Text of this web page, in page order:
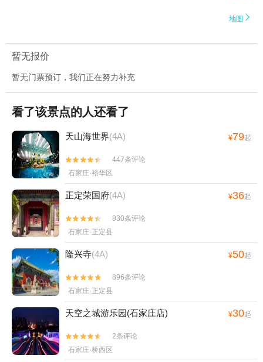
地图 
暂无报价
暂无门票预订，我们正在努力补充
看了该景点的人还看了
天山海世界(4A) ¥79起


447条评论
石家庄·裕华区
正定荣国府(4A) ¥36起


830条评论
石家庄·正定县
隆兴寺(4A) ¥50起


896条评论
石家庄·正定县
天空之城游乐园(石家庄店) ¥30起


2条评论
石家庄·桥西区